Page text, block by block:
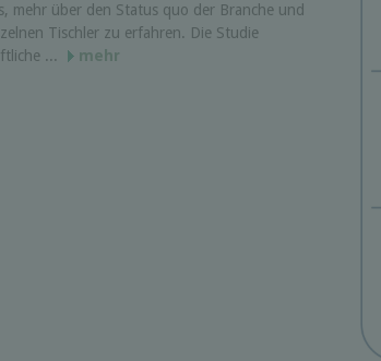
mehr über den Status quo der Branche und
Tischler zu erfahren. Die Studie
...
mehr